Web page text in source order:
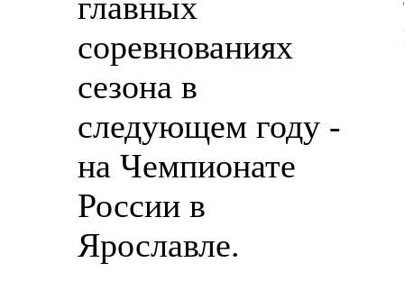
соревнованиях
сезона в
следующем году -
на Чемпионате
России в
Ярославле.